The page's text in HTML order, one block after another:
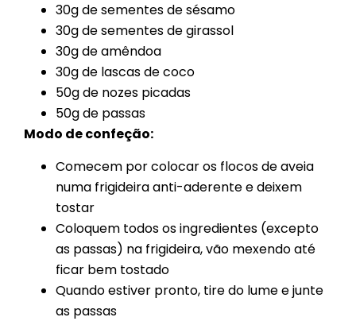
30g de sementes de sésamo
30g de sementes de girassol
30g de amêndoa
30g de lascas de coco
50g de nozes picadas
50g de passas
Modo de confeção:
Comecem por colocar os flocos de aveia
numa frigideira anti-aderente e deixem
tostar
Coloquem todos os ingredientes (excepto
as passas) na frigideira, vão mexendo até
ficar bem tostado
Quando estiver pronto, tire do lume e junte
as passas